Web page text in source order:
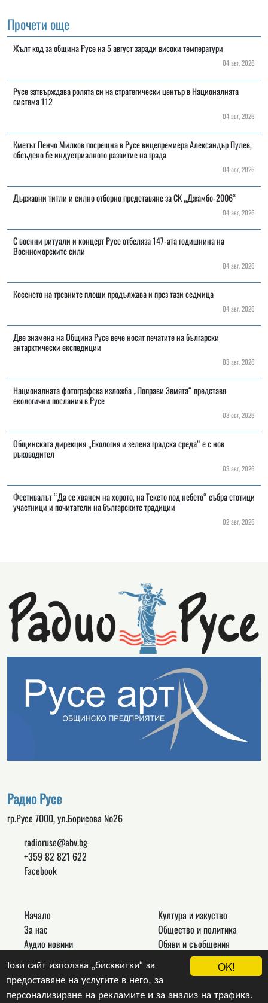
OK!
Този сайт използва „бисквитки“ за
предоставяне на услугите в него, за
персонализиране на рекламите и за анализ на трафика.
Прочети още
Жълт код за община Русе на 5 август заради високи температури
04 авг, 2026
Русе затвърждава ролята си на стратегически център в Националната
система 112
04 авг, 2026
Кметът Пенчо Милков посрещна в Русе вицепремиера Александър Пулев,
обсъдено бе индустриалното развитие на града
04 авг, 2026
Държавни титли и силно отборно представяне за СК „Джамбо-2006“
04 авг, 2026
С военни ритуали и концерт Русе отбеляза 147-ата годишнина на
Военноморските сили
04 авг, 2026
Косенето на тревните площи продължава и през тази седмица
04 авг, 2026
Две знамена на Община Русе вече носят печатите на български
антарктически експедиции
03 авг, 2026
Националната фотографска изложба „Поправи Земята“ представя
екологични послания в Русе
03 авг, 2026
Общинската дирекция „Екология и зелена градска среда“ е с нов
ръководител
03 авг, 2026
Фестивалът “Да се хванем на хорото, на Текето под небето“ събра стотици
участници и почитатели на българските традиции
02 авг, 2026
Радио Русе
гр.Русе 7000, ул.Борисова №26
radioruse@abv.bg
+359 82 821 622
Facebook
Начало
За нас
Аудио новини
Връзки
Контакти
Култура и изкуство
Общество и политика
Обяви и съобщения
Новини
Други